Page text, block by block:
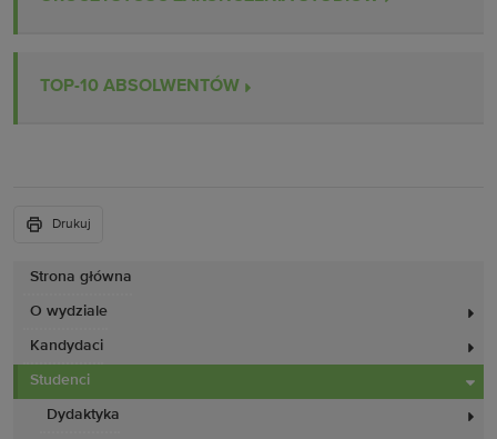
Strona główna
O wydziale
Kandydaci
Studenci
Dydaktyka
TOP-10 ABSOLWENTÓW
Drukuj